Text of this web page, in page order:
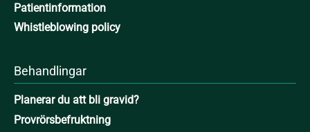
Patientinformation
Whistleblowing policy
Behandlingar
Planerar du att bli gravid?
Provrörsbefruktning